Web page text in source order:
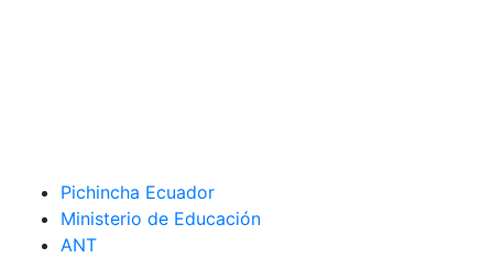
Pichincha Ecuador
Ministerio de Educación
ANT